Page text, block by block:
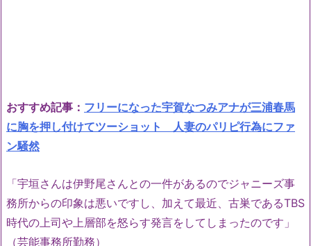
おすすめ記事： フリーになった宇賀なつみアナが三浦春馬
に胸を押し付けてツーショット 人妻のパリピ行為にファ
ン騒然
「宇垣さんは伊野尾さんとの一件があるのでジャニーズ事
務所からの印象は悪いですし、加えて最近、古巣であるTBS
時代の上司や上層部を怒らす発言をしてしまったのです」
（芸能事務所勤務）